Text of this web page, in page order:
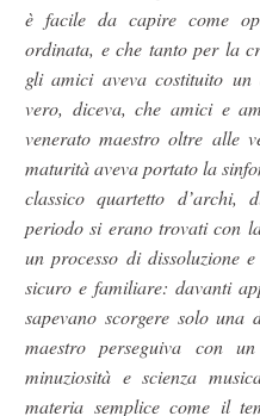
è facile da capire come
ordinata, e che tanto per la
gli amici aveva costituito un
vero, diceva, che amici e
venerato maestro oltre alle
maturità aveva portato la
classico quartetto d’archi,
periodo si erano trovati con
un processo di dissoluzione
sicuro e familiare: davanti
sapevano scorgere solo una
maestro perseguiva con
minuziosità e scienza
materia semplice come il